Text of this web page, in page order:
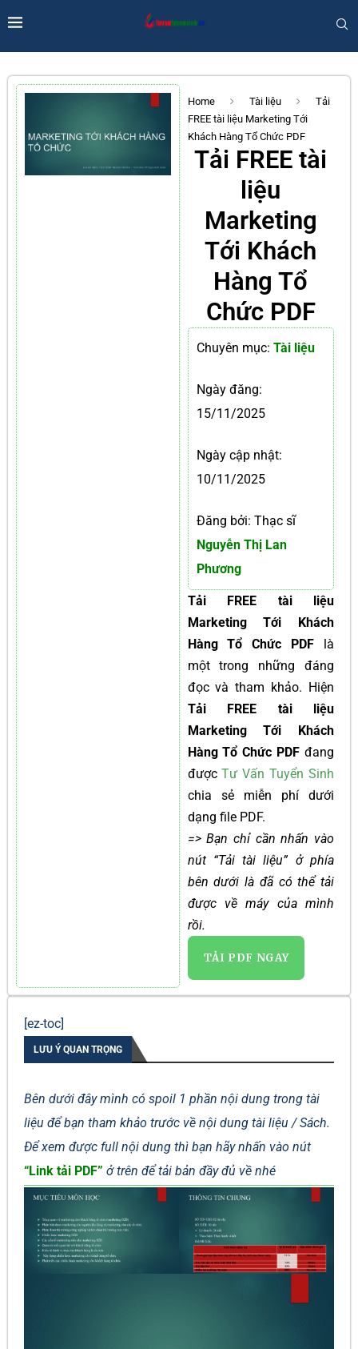
Home Tài liệu
Tải
FREE tài liệu Marketing Tới
Khách Hàng Tổ Chức PDF
Tải FREE tài
liệu
Marketing
Tới Khách
Hàng Tổ
Chức PDF
Chuyên mục: Tài liệu
Ngày đăng:
15/11/2025
Ngày cập nhật:
10/11/2025
Đăng bởi: Thạc sĩ
Nguyễn Thị Lan
Phương
Tải FREE tài liệu
Marketing Tới Khách
Hàng Tổ Chức PDF là
một trong những đáng
đọc và tham khảo. Hiện
Tải FREE tài liệu
Marketing Tới Khách
Hàng Tổ Chức PDF đang
đượcTư Vấn Tuyển Sinh
chia sẻ miễn phí dưới
dạng file PDF.
=> Bạn chỉ cần nhấn vào
nút “Tải tài liệu” ở phía
bên dưới là đã có thể tải
được về máy của mình
rồi.
TẢI PDF NGAY
[ez-toc]
LƯU Ý QUAN TRỌNG
Bên dưới đây mình có spoil 1 phần nội dung trong tài
liệu để bạn tham khảo trước về nội dung tài liệu / Sách.
Để xem được full nội dung thì bạn hãy nhấn vào nút
“Link tải PDF” ở trên để tải bản đầy đủ về nhé